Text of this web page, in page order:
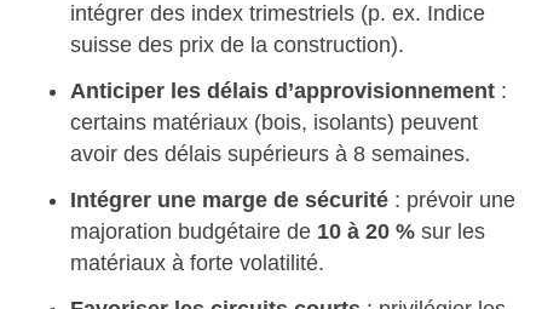
intégrer des index trimestriels (p. ex. Indice
suisse des prix de la construction).
Anticiper les délais d’approvisionnement :
certains matériaux (bois, isolants) peuvent
avoir des délais supérieurs à 8 semaines.
Intégrer une marge de sécurité : prévoir une
majoration budgétaire de 10 à 20 % sur les
matériaux à forte volatilité.